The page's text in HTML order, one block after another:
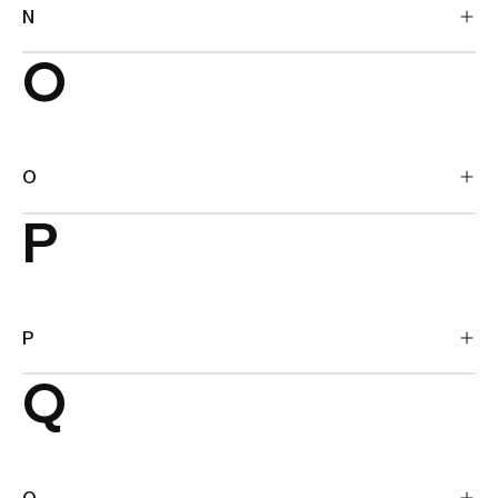
N
O
O
P
P
Q